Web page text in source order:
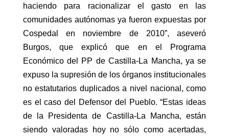
haciendo para racionalizar el gasto en las
comunidades autónomas ya fueron expuestas por
Cospedal en noviembre de 2010”, aseveró
Burgos, que explicó que en el Programa
Económico del PP de Castilla-La Mancha, ya se
expuso la supresión de los órganos institucionales
no estatutarios duplicados a nivel nacional, como
es el caso del Defensor del Pueblo. “Estas ideas
de la Presidenta de Castilla-La Mancha, están
siendo valoradas hoy no sólo como acertadas,